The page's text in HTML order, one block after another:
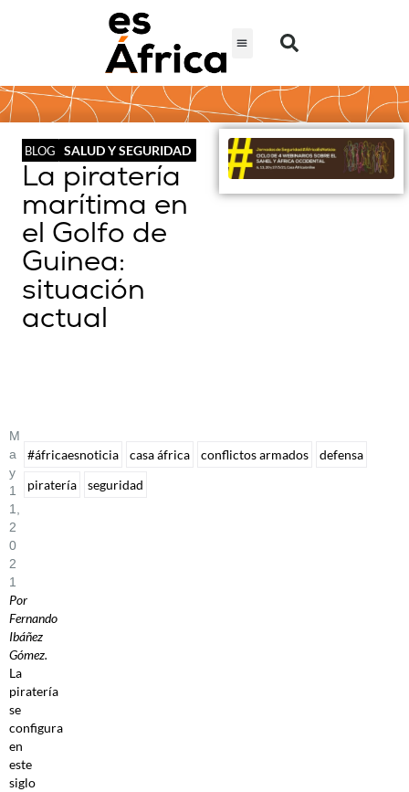
BLOG SALUD Y SEGURIDAD
La piratería
marítima en
el Golfo de
Guinea:
situación
actual
M
A
Y
1
1,
2
0
2
1
Por
Fernando
Ibáñez
Gómez.
La
piratería
se
configura
en
este
siglo
#áfricaesnoticia casa áfrica conflictos armados
defensa
piratería
seguridad